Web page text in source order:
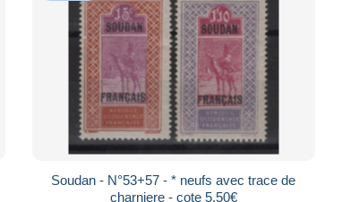
Soudan - N°53+57 - * neufs avec trace de
charniere - cote 5.50€